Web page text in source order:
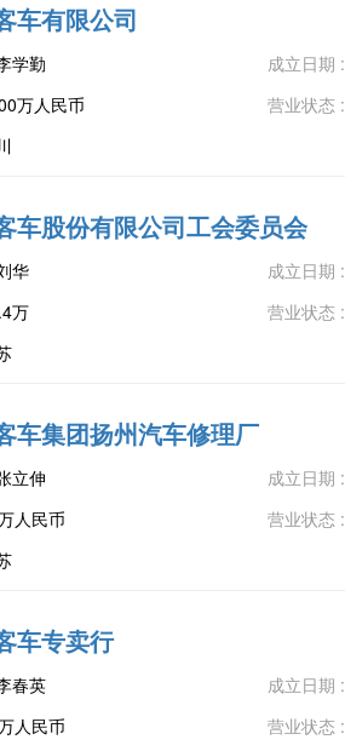
车有限公司
学勤 成立日期 :
万人民币 营业状态 :
车股份有限公司工会委员会
华 成立日期 :
万 营业状态 :
车集团扬州汽车修理厂
立伸 成立日期 :
人民币 营业状态 :
车专卖行
春英 成立日期 :
人民币 营业状态 :